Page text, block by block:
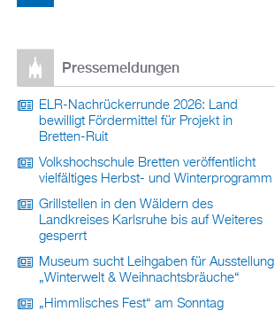
sind
hier
Pressemeldungen
ELR-Nachrückerrunde 2026: Land
bewilligt Fördermittel für Projekt in
Bretten-Ruit
Volkshochschule Bretten veröffentlicht
vielfältiges Herbst- und Winterprogramm
Grillstellen in den Wäldern des
Landkreises Karlsruhe bis auf Weiteres
gesperrt
Museum sucht Leihgaben für Ausstellung
„Winterwelt & Weihnachtsbräuche“
„Himmlisches Fest“ am Sonntag